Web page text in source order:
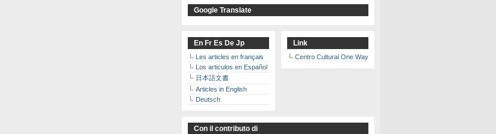
Google Translate
En Fr Es De Jp
Les articles en français
Los articulos en Español
日本語文書
Articles in English
Deutsch
Link
Centro Cultural One Way
Con il contributo di